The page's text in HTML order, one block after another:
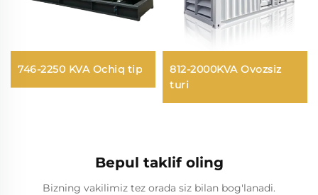
746-2250 KVA Ochiq tip
812-2000KVA Ovozsiz
turi
Bepul taklif oling
Bizning vakilimiz tez orada siz bilan bog'lanadi.